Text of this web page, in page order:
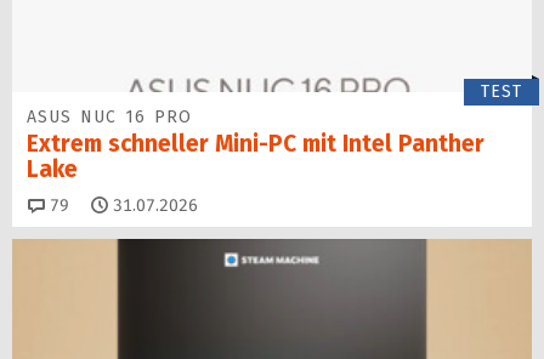
TEST
ASUS NUC 16 PRO
Extrem schneller Mini-PC mit Intel Panther
Lake
79 Kommentare
31.07.2026